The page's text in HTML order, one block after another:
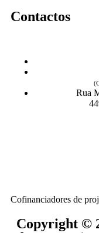
Contactos
Rua
Cofinanciadores de
Copyright ©